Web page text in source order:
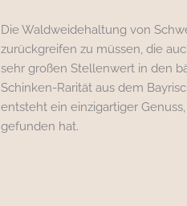
Die Waldweidehaltung von
zurückgreifen zu müssen, die
sehr großen Stellenwert in den
Schinken-Rarität aus dem
entsteht ein einzigartiger
gefunden hat.